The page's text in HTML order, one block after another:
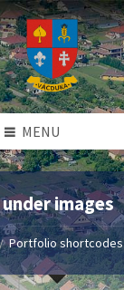
MENU
images
Portfolio shortcodes